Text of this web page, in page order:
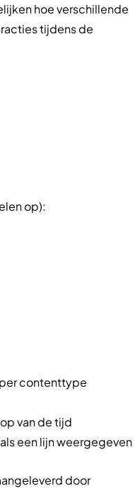
hoe verschillende
tijdens de
op):
contenttype
van de tijd
een lijn weergegeven
door